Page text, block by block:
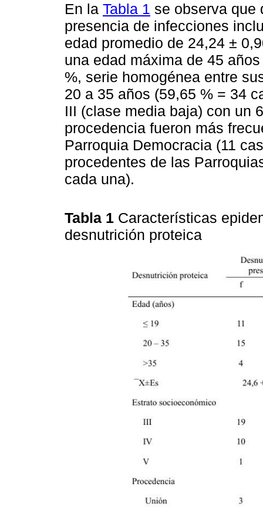
En la Tabla 1 se observa que
presencia de infecciones
edad promedio de 24,24 ±
una edad máxima de 45
%, serie homogénea entre
20 a 35 años (59,65 % = 34
III (clase media baja) con un
procedencia fueron más
Parroquia Democracia (11
procedentes de las
cada una).
Tabla 1 Características
desnutrición proteica